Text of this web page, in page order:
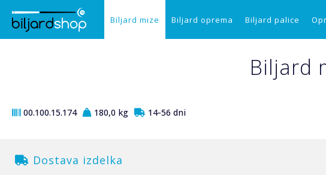
Biljard mize Biljard oprema Biljard palice
Biljard
00.100.15.174 180,0 kg 14-56 dni
Dostava izdelka